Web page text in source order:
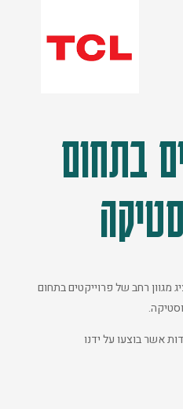
בתחום
מגוון רחב של פרוייקטים בתחום
אשר בוצעו על ידנו